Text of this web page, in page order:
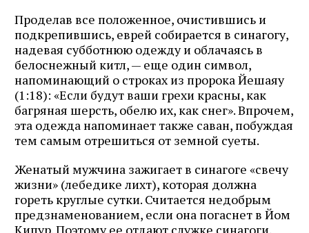
Проделав все положенное, очистившись и
подкрепившись, еврей собирается в синагогу,
надевая субботнюю одежду и облачаясь в
белоснежный китл, — еще один символ,
напоминающий о строках из пророка Йешаяу
(1:18): «Если будут ваши грехи красны, как
багряная шерсть, обелю их, как снег». Впрочем,
эта одежда напоминает также саван, побуждая
тем самым отрешиться от земной суеты.
Женатый мужчина зажигает в синагоге «свечу
жизни» (лебедике лихт), которая должна
гореть круглые сутки. Считается недобрым
предзнаменованием, если она погаснет в Йом